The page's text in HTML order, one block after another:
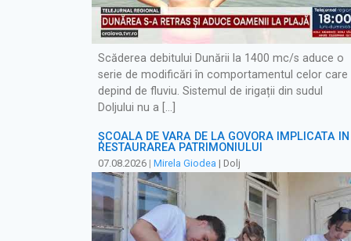
Scăderea debitului Dunării la 1400 mc/s aduce o
serie de modificări în comportamentul celor care
depind de fluviu. Sistemul de irigații din sudul
Doljului nu a […]
ȘCOALA DE VARĂ DE LA GOVORA IMPLICATĂ ÎN
RESTAURAREA PATRIMONIULUI
07.08.2026 | Mirela Giodea | Dolj